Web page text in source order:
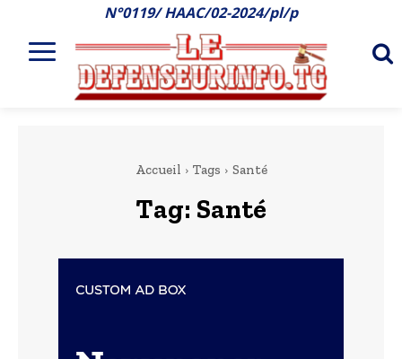
N°0119/ HAAC/02-2024/pl/p
Accueil Tags Santé
Tag: Santé